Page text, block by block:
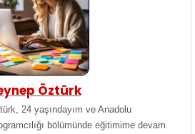
Öztürk
24 yaşındayım ve Anadolu
bölümünde eğitimime devam